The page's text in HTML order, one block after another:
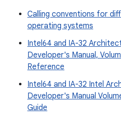
Calling conventions for
operating systems
Intel64 and IA-32
Developer's Manual,
Reference
Intel64 and IA-32 Intel
Developer's Manual
Guide